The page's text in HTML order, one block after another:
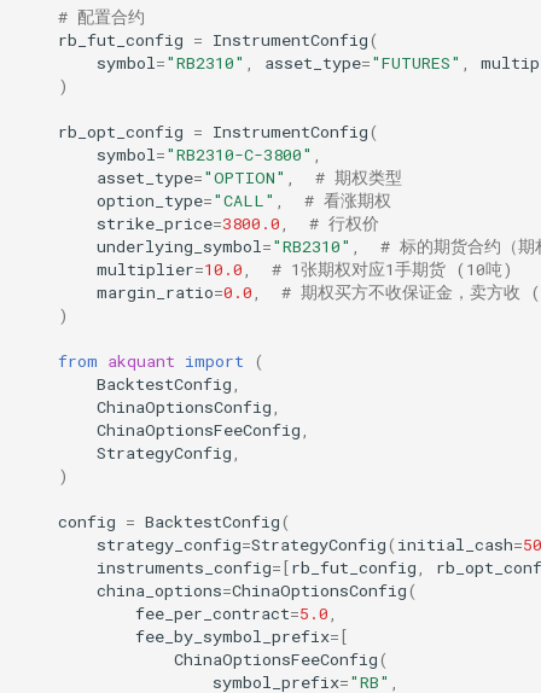
# 配置合约
rb_fut_config = InstrumentConfig(
symbol="RB2310" , asset_type="FUTURES" ,
)
rb_opt_config = InstrumentConfig(
symbol="RB2310-C-3800" ,
asset_type="OPTION" ,
# 期权类型
option_type="CALL" ,
# 看涨期权
strike_price=3800.0,
# 行权价
underlying_symbol="RB2310" ,
# 标的期货合约（期
multiplier=10.0,
# 1张期权对应1手期货 (10吨)
margin_ratio=0.0,
# 期权买方不收保证金，卖方收
)
from akquant import
(
BacktestConfig,
ChinaOptionsConfig,
ChinaOptionsFeeConfig,
StrategyConfig,
)
config = BacktestConfig(
strategy_config=StrategyConfig( initial_cash=
instruments_config= [rb_fut_config,
china_options=ChinaOptionsConfig(
fee_per_contract=5.0,
fee_by_symbol_prefix= [
ChinaOptionsFeeConfig(
symbol_prefix="RB" ,